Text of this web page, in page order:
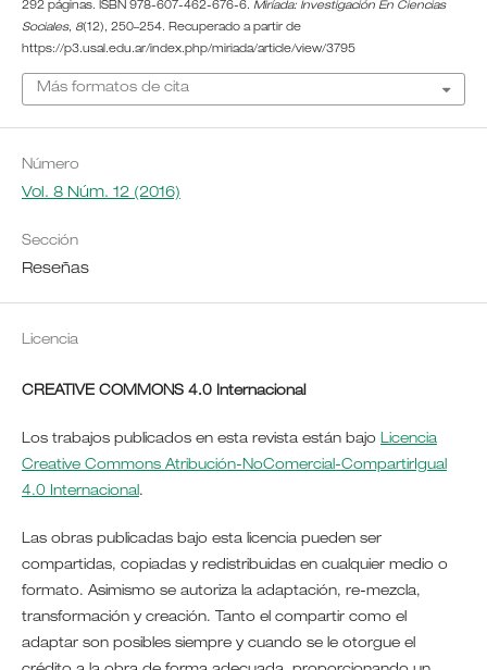
292 páginas. ISBN 978-607-462-676-6. Miríada: Investigación En Ciencias
Sociales, 8(12), 250–254. Recuperado a partir de
https://p3.usal.edu.ar/index.php/miriada/article/view/3795
Más formatos de cita
Número
Vol. 8 Núm. 12 (2016)
Sección
Reseñas
Licencia
CREATIVE COMMONS 4.0 Internacional
Los trabajos publicados en esta revista están bajo Licencia
Creative Commons Atribución-NoComercial-CompartirIgual
4.0 Internacional.
Las obras publicadas bajo esta licencia pueden ser
compartidas, copiadas y redistribuidas en cualquier medio o
formato. Asimismo se autoriza la adaptación, re-mezcla,
transformación y creación. Tanto el compartir como el
adaptar son posibles siempre y cuando se le otorgue el